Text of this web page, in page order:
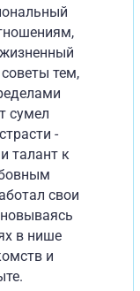
тем,
сумел
-
талант к
свои
в нише
и